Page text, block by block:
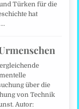
Türken für die
hat
über die
von Technik
Autor: